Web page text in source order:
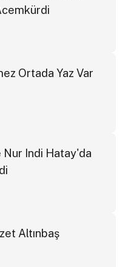
Ortada Yaz Var
Nur Indi Hatay'da
Altınbaş